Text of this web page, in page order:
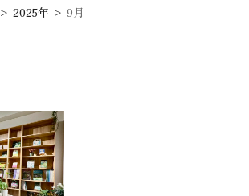
>2025年 >9月